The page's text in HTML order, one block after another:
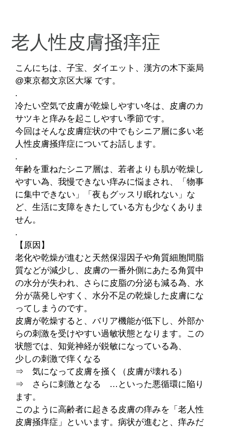
老人性皮膚掻痒症
こんにちは、子宝、ダイエット、漢方の木下薬局
@東京都文京区大塚 です。
.
冷たい空気で皮膚が乾燥しやすい冬は、皮膚のカ
サツキと痒みを起こしやすい季節です。
今回はそんな皮膚症状の中でもシニア層に多い老
人性皮膚掻痒症についてお話します。
.
年齢を重ねたシニア層は、若者よりも肌が乾燥し
やすい為、我慢できない痒みに悩まされ、「物事
に集中できない」「夜もグッスリ眠れない」な
ど、生活に支障をきたしている方も少なくありま
せん。
.
【原因】
老化や乾燥が進むと天然保湿因子や角質細胞間脂
質などが減少し、皮膚の一番外側にあたる角質中
の水分が失われ、さらに皮脂の分泌も減る為、水
分が蒸発しやすく、水分不足の乾燥した皮膚にな
ってしまうのです。
皮膚が乾燥すると、バリア機能が低下し、外部か
らの刺激を受けやすい過敏状態となります。この
状態では、知覚神経が鋭敏になっている為、
少しの刺激で痒くなる
⇒ 気になって皮膚を掻く（皮膚が壊れる）
⇒ さらに刺激となる …といった悪循環に陥り
ます。
このように高齢者に起きる皮膚の痒みを「老人性
皮膚掻痒症」といいます。病状が進むと、痒みだ